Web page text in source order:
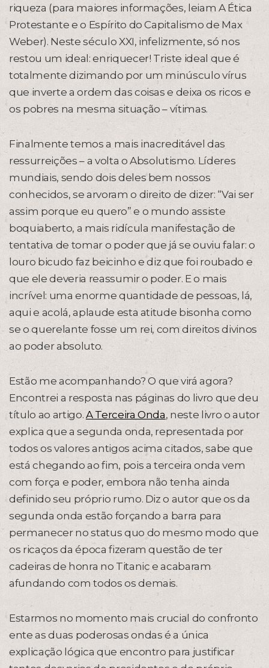
riqueza (para maiores informações, leiam A Ética
Protestante e o Espírito do Capitalismo de Max
Weber). Neste século XXI, infelizmente, só nos
restou um ideal: enriquecer! Triste ideal que é
totalmente dizimando por um minúsculo vírus
que inverte a ordem das coisas e deixa os ricos e
os pobres na mesma situação – vítimas.
Finalmente temos a mais inacreditável das
ressurreições – a volta o Absolutismo. Líderes
mundiais, sendo dois deles bem nossos
conhecidos, se arvoram o direito de dizer: “Vai ser
assim porque eu quero” e o mundo assiste
boquiaberto, a mais ridícula manifestação de
tentativa de tomar o poder que já se ouviu falar: o
louro bicudo faz beicinho e diz que foi roubado e
que ele deveria reassumir o poder. E o mais
incrível: uma enorme quantidade de pessoas, lá,
aqui e acolá, aplaude esta atitude bisonha como
se o querelante fosse um rei, com direitos divinos
ao poder absoluto.
Estão me acompanhando? O que virá agora?
Encontrei a resposta nas páginas do livro que deu
título ao artigo. A Terceira Onda, neste livro o autor
explica que a segunda onda, representada por
todos os valores antigos acima citados, sabe que
está chegando ao fim, pois a terceira onda vem
com força e poder, embora não tenha ainda
definido seu próprio rumo. Diz o autor que os da
segunda onda estão forçando a barra para
permanecer no status quo do mesmo modo que
os ricaços da época fizeram questão de ter
cadeiras de honra no Titanic e acabaram
afundando com todos os demais.
Estarmos no momento mais crucial do confronto
ente as duas poderosas ondas é a única
explicação lógica que encontro para justificar